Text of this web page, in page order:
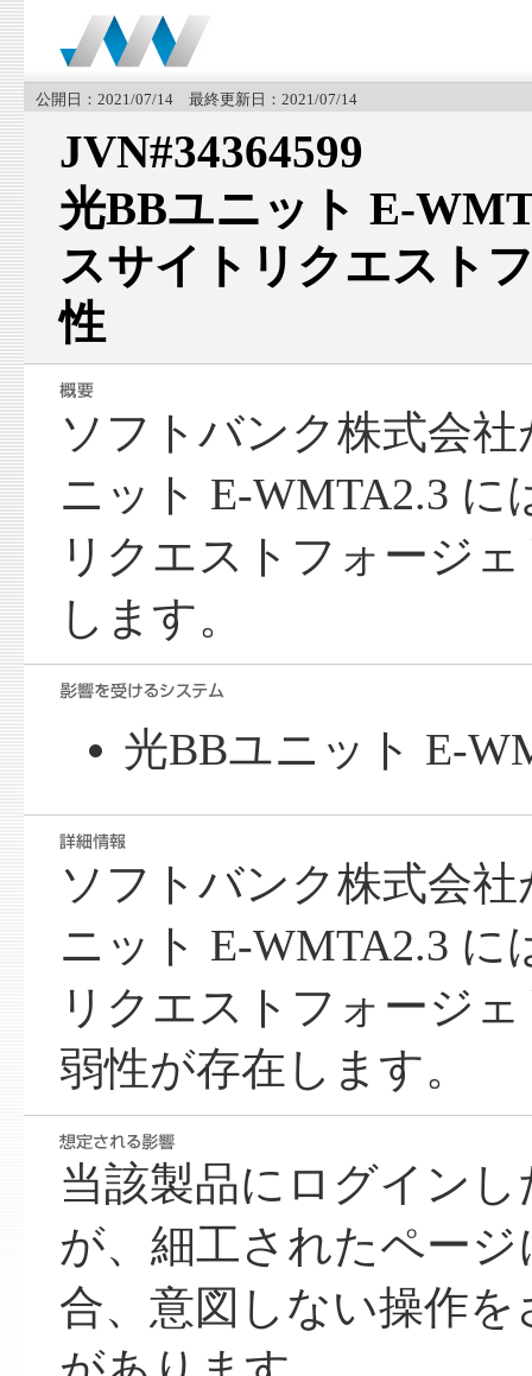
公開日：2021/07/14 最終更新日：2021/07/14
JVN#34364599
光BBユニット E-
スサイトリクエスト
性
ソフトバンク株式会
ニット E-WMTA2.3
リクエストフォージ
します。
光BBユニット E-
ソフトバンク株式会
ニット E-WMTA2.3
リクエストフォージ
弱性が存在します。
当該製品にログイン
が、細工されたペー
合、意図しない操作